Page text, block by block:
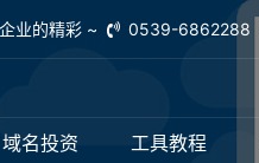
业的精彩 ~ 0539-6862288
域名投资 工具教程